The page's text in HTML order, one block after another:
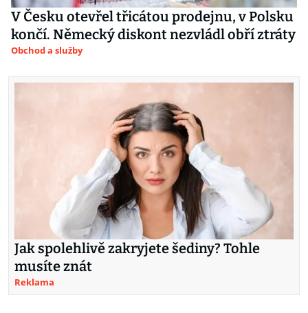
V Česku otevřel třicátou prodejnu, v Polsku
končí. Německý diskont nezvládl obří ztráty
Obchod a služby
Jak spolehlivě zakryjete šediny? Tohle
musíte znát
Reklama